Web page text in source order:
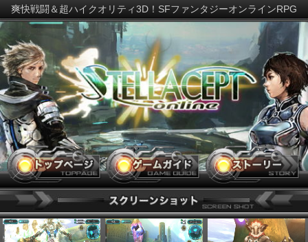
爽快戦闘＆超ハイクオリティ3D！SFファンタジーオンライン